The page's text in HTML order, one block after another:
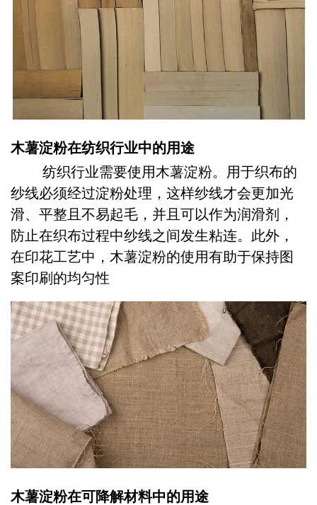
木薯淀粉在纺织行业中的用途
纺织行业需要使用木薯淀粉。用于织布的
纱线必须经过淀粉处理，这样纱线才会更加光
滑、平整且不易起毛，并且可以作为润滑剂，
防止在织布过程中纱线之间发生粘连。此外，
在印花工艺中，木薯淀粉的使用有助于保持图
案印刷的均匀性
木薯淀粉在可降解材料中的用途